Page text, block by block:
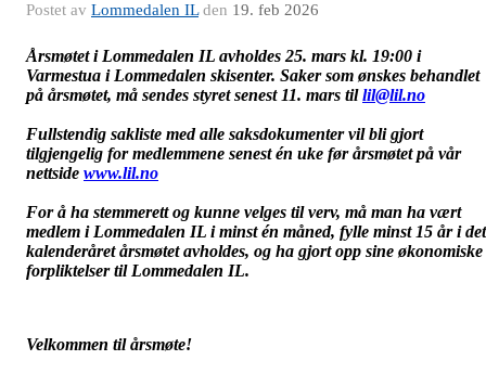
Postet av Lommedalen ILden 19. feb 2026
Årsmøtet i Lommedalen IL avholdes 25. mars kl. 19:00 i
Varmestua i Lommedalen skisenter. Saker som ønskes behandlet
på årsmøtet, må sendes styret senest 11. mars tillil@lil.no
Fullstendig sakliste med alle saksdokumenter vil bli gjort
tilgjengelig for medlemmene senest én uke før årsmøtet på vår
nettside www.lil.no
For å ha stemmerett og kunne velges til verv, må man ha vært
medlem i Lommedalen IL i minst én måned, fylle minst 15 år i det
kalenderåret årsmøtet avholdes, og ha gjort opp sine økonomiske
forpliktelser til Lommedalen IL.
Velkommen til årsmøte!